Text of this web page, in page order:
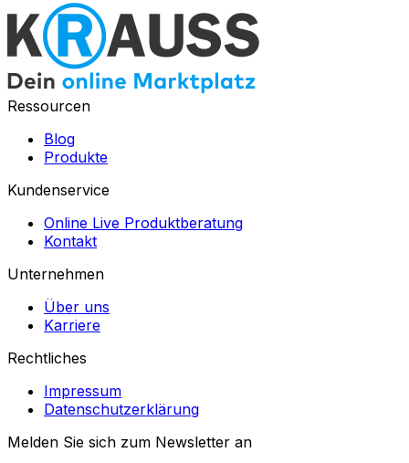
Ressourcen
Blog
Produkte
Kundenservice
Online Live Produktberatung
Kontakt
Unternehmen
Über uns
Karriere
Rechtliches
Impressum
Datenschutzerklärung
Melden Sie sich zum Newsletter an